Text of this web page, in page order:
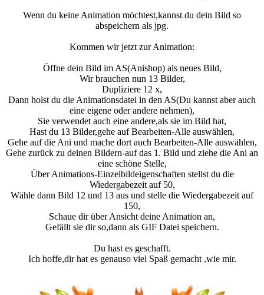
Wenn du keine Animation möchtest,kannst du dein Bild so
abspeichern als jpg.
Kommen wir jetzt zur Animation:
Öffne dein Bild im AS(Anishop) als neues Bild,
Wir brauchen nun 13 Bilder,
Dupliziere 12 x,
Dann holst du die Animationsdatei in den AS(Du kannst aber auch
eine eigene oder andere nehmen),
Sie verwendet auch eine andere,als sie im Bild hat,
Hast du 13 Bilder,gehe auf Bearbeiten-Alle auswählen,
Gehe auf die Ani und mache dort auch Bearbeiten-Alle auswählen,
Gehe zurück zu deinen Bildern-auf das 1. Bild und ziehe die Ani an
eine schöne Stelle,
Über Animations-Einzelbildeigenschaften stellst du die
Wiedergabezeit auf 50,
Wähle dann Bild 12 und 13 aus und stelle die Wiedergabezeit auf
150,
Schaue dir über Ansicht deine Animation an,
Gefällt sie dir so,dann als GIF Datei speichern.
Du hast es geschafft.
Ich hoffe,dir hat es genauso viel Spaß gemacht ,wie mir.